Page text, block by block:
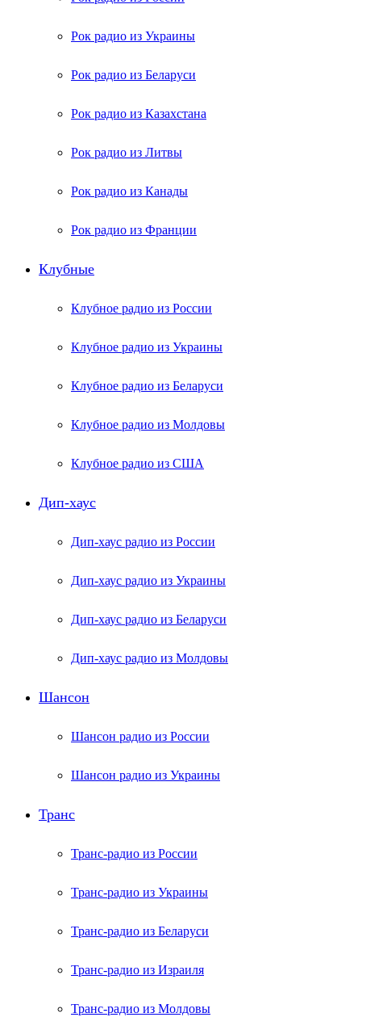
Рок радио из Украины
Рок радио из Беларуси
Рок радио из Казахстана
Рок радио из Литвы
Рок радио из Канады
Рок радио из Франции
Клубные
Клубное радио из России
Клубное радио из Украины
Клубное радио из Беларуси
Клубное радио из Молдовы
Клубное радио из США
Дип-хаус
Дип-хаус радио из России
Дип-хаус радио из Украины
Дип-хаус радио из Беларуси
Дип-хаус радио из Молдовы
Шансон
Шансон радио из России
Шансон радио из Украины
Транс
Транс-радио из России
Транс-радио из Украины
Транс-радио из Беларуси
Транс-радио из Израиля
Транс-радио из Молдовы